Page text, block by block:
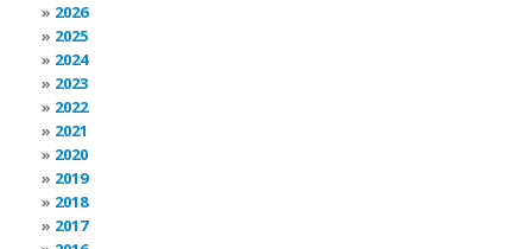
2026
2025
2024
2023
2022
2021
2020
2019
2018
2017